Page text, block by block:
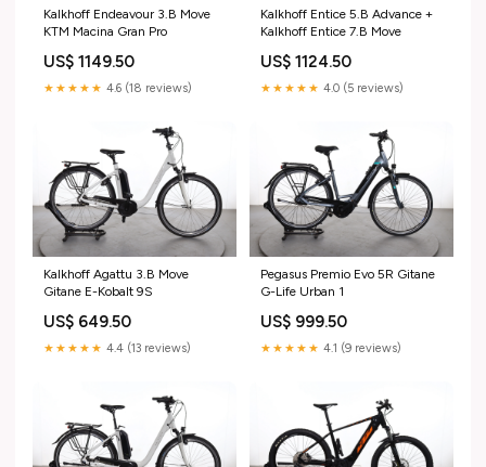
Kalkhoff Endeavour 3.B Move
KTM Macina Gran Pro
US$ 1149.50
★★★★★ 4.6 (18 reviews)
Kalkhoff Entice 5.B Advance +
Kalkhoff Entice 7.B Move
US$ 1124.50
★★★★★ 4.0 (5 reviews)
Kalkhoff Agattu 3.B Move
Gitane E-Kobalt 9S
US$ 649.50
★★★★★ 4.4 (13 reviews)
Pegasus Premio Evo 5R Gitane
G-Life Urban 1
US$ 999.50
★★★★★ 4.1 (9 reviews)